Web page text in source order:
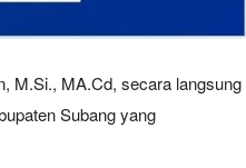
M.Si., MA.Cd, secara langsung
Subang yang